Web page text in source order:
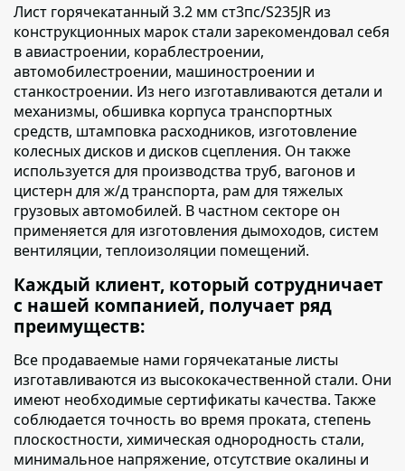
Лист горячекатанный 3.2 мм ст3пс/S235JR из
конструкционных марок стали зарекомендовал себя
в авиастроении, кораблестроении,
автомобилестроении, машиностроении и
станкостроении. Из него изготавливаются детали и
механизмы, обшивка корпуса транспортных
средств, штамповка расходников, изготовление
колесных дисков и дисков сцепления. Он также
используется для производства труб, вагонов и
цистерн для ж/д транспорта, рам для тяжелых
грузовых автомобилей. В частном секторе он
применяется для изготовления дымоходов, систем
вентиляции, теплоизоляции помещений.
Каждый клиент, который сотрудничает
с нашей компанией, получает ряд
преимуществ:
Все продаваемые нами горячекатаные листы
изготавливаются из высококачественной стали. Они
имеют необходимые сертификаты качества. Также
соблюдается точность во время проката, степень
плоскостности, химическая однородность стали,
минимальное напряжение, отсутствие окалины и